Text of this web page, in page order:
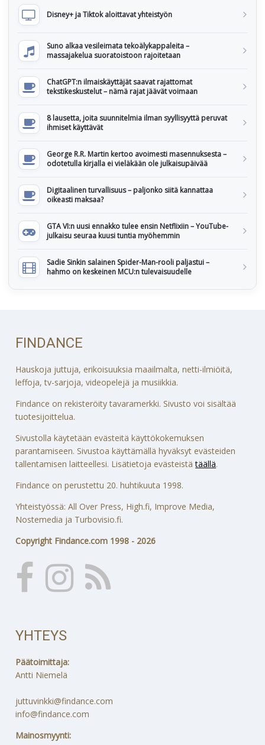
Disney+ ja Tiktok aloittavat yhteistyön
Suno alkaa vesileimata tekoälykappaleita –
massajakelua suoratoistoon rajoitetaan
ChatGPT:n ilmaiskäyttäjät saavat rajattomat
tekstikeskustelut – nämä rajat jäävät voimaan
8 lausetta, joita suunnitelmia ilman syyllisyyttä peruvat
ihmiset käyttävät
George R.R. Martin kertoo avoimesti masennuksesta –
odotetulla kirjalla ei vieläkään ole julkaisupäivää
Digitaalinen turvallisuus – paljonko siitä kannattaa
oikeasti maksaa?
GTA VI:n uusi ennakko tulee ensin Netflixiin – YouTube-
julkaisu seuraa kuusi tuntia myöhemmin
Sadie Sinkin salainen Spider-Man-rooli paljastui –
hahmo on keskeinen MCU:n tulevaisuudelle
FINDANCE
Hauskoja juttuja, erikoisuuksia maailmalta, netti-ilmiöitä,
leffoja, tv-sarjoja, videopelejä ja musiikkia.
Findance on rekisteröity tavaramerkki. Sivusto voi sisältää
tuotesijoittelua.
Sivustolla käytetään evästeitä käyttökokemuksen
parantamiseen. Sivustoa käyttämällä hyväksyt evästeiden
tallentamisen laitteellesi. Lisätietoja evästeistätäällä.
Findance on perustettu 20. huhtikuuta 1998.
Yhteistyössä: All Over Press, High.fi, Improve Media,
Nostemedia ja Turbovisio.fi.
Copyright Findance.com 1998 - 2026
YHTEYS
Päätoimittaja:
Antti Niemelä
juttuvinkki@findance.com
info@findance.com
Mainosmyynti: